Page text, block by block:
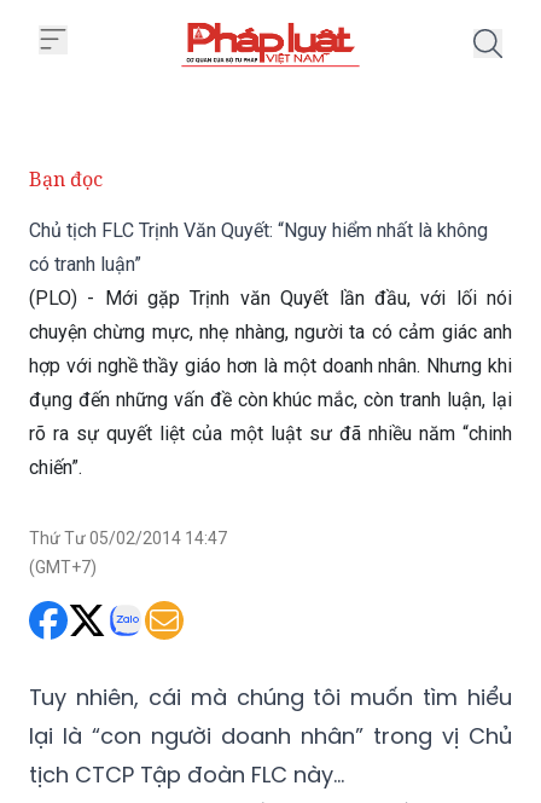
Bạn đọc
Chủ tịch FLC Trịnh Văn Quyết: “Nguy hiểm nhất là không
có tranh luận”
(PLO) - Mới gặp Trịnh văn Quyết lần đầu, với lối nói
chuyện chừng mực, nhẹ nhàng, người ta có cảm giác anh
hợp với nghề thầy giáo hơn là một doanh nhân. Nhưng khi
chiến”.
Thứ Tư 05/02/2014 14:47
Tuy nhiên, cái mà chúng tôi muốn tìm hiểu